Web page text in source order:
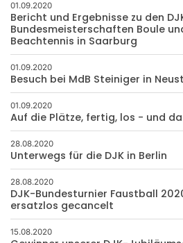
01.09.2020
Bericht und Ergebnisse zu den
Bundesmeisterschaften Boule
Beachtennis in Saarburg
01.09.2020
Besuch bei MdB Steiniger in
01.09.2020
Auf die Plätze, fertig, los - und
28.08.2020
Unterwegs für die DJK in Berlin
28.08.2020
DJK-Bundesturnier Faustball
ersatzlos gecancelt
15.08.2020